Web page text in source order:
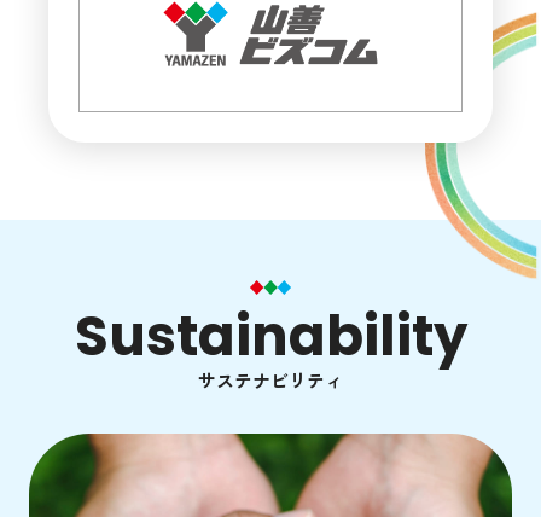
Sustainability
サステナビリティ